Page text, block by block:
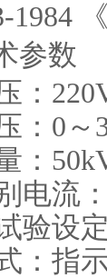
1984
参数
：
：0～
：
电流
验设
：指